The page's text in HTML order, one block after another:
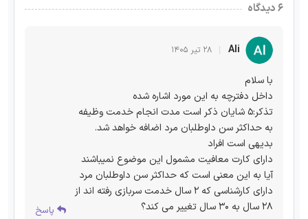
۶ دیدگاه
Ali ۲۸ تیر ۱۴۰۵
با سلام
داخل دفترچه به این مورد اشاره شده
تذکر:5 شایان ذکر است مدت انجام خدمت وظیفه
به حداکثر سن داوطلبان مرد اضافه خواهد شد.
بدیهی است افراد
دارای کارت معافیت مشمول این موضوع نمیباشند
آیا به این معنی است که حداکثر سن داوطلبان مرد
دارای کارشناسی که 2 سال خدمت سربازی رفته اند از
28 سال به 30 سال تغییر می کند؟
پاسخ